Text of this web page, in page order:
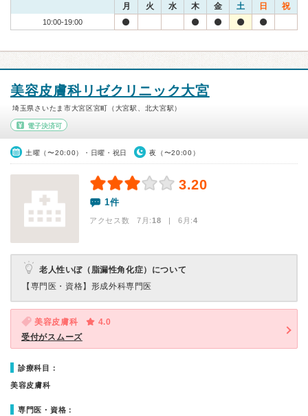
月 火 水 木 金 土 日 祝
10:00-19:00
美容皮膚科リゼクリニック大宮
埼玉県さいたま市大宮区宮町（大宮駅、北大宮駅）
電子決済可
土曜（〜20:00）・日曜・祝日 夜（〜20:00）
3.20
1件
アクセス数 7月:18 | 6月:4
老人性いぼ（脂漏性角化症）について
【専門医・資格】 形成外科専門医
美容皮膚科
4.0
受付がスムーズ
診療科目：
美容皮膚科
専門医・資格：